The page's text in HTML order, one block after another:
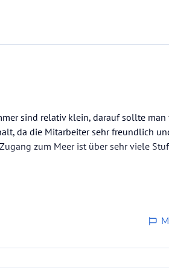
sind relativ klein, darauf sollte man
da die Mitarbeiter sehr freundlich
zum Meer ist über sehr viele